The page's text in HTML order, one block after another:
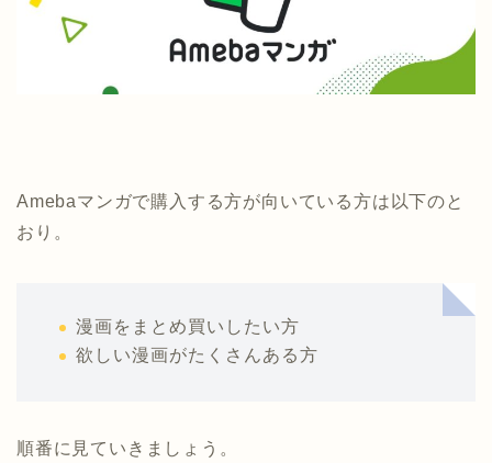
Amebaマンガで購入する方が向いている方は以下のと
おり。
漫画をまとめ買いしたい方
欲しい漫画がたくさんある方
順番に見ていきましょう。